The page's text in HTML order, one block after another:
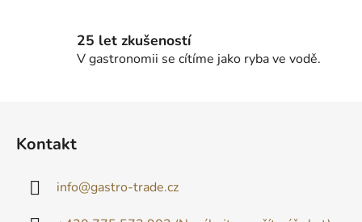
25 let zkušeností
V gastronomii se cítíme jako ryba ve vodě.
Kontakt
info@gastro-trade.cz